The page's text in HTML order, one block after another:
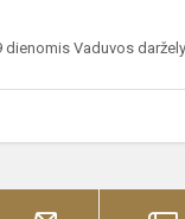
dienomis Vaduvos